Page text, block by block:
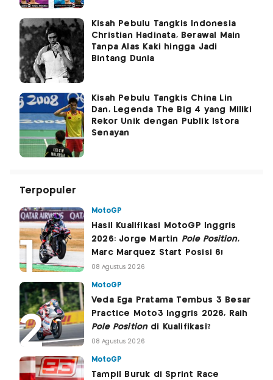
Kisah Pebulu Tangkis Indonesia
Christian Hadinata, Berawal Main
Tanpa Alas Kaki hingga Jadi
Bintang Dunia
Kisah Pebulu Tangkis China Lin
Dan, Legenda The Big 4 yang Miliki
Rekor Unik dengan Publik Istora
Senayan
Terpopuler
MotoGP
Hasil Kualifikasi MotoGP Inggris
2026: Jorge Martin Pole Position,
Marc Marquez Start Posisi 6!
08 Agustus 2026
MotoGP
Veda Ega Pratama Tembus 3 Besar
Practice Moto3 Inggris 2026, Raih
Pole Positiondi Kualifikasi?
08 Agustus 2026
MotoGP
Tampil Buruk di Sprint Race